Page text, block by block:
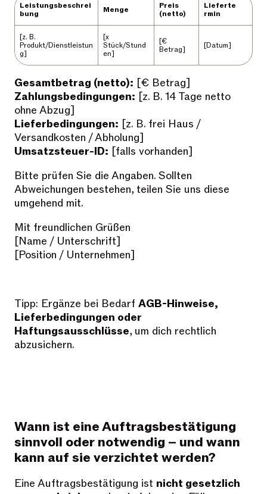
Leistungsbeschrei
bung
Menge
Preis
(netto)
Lieferte
rmin
[z. B.
Produkt/Dienstleistun
g]
[x
Stück/Stund
en]
[€
Betrag]
[Datum]
Gesamtbetrag (netto): [€ Betrag]
Zahlungsbedingungen: [z. B. 14 Tage netto
ohne Abzug]
Lieferbedingungen: [z. B. frei Haus /
Versandkosten / Abholung]
Umsatzsteuer-ID: [falls vorhanden]
Bitte prüfen Sie die Angaben. Sollten
Abweichungen bestehen, teilen Sie uns diese
umgehend mit.
Mit freundlichen Grüßen
[Name / Unterschrift]
[Position / Unternehmen]
Tipp: Ergänze bei Bedarf AGB-Hinweise,
Lieferbedingungen oder
Haftungsausschlüsse, um dich rechtlich
abzusichern.
Wann ist eine Auftragsbestätigung
sinnvoll oder notwendig – und wann
kann auf sie verzichtet werden?
Eine Auftragsbestätigung ist nicht gesetzlich